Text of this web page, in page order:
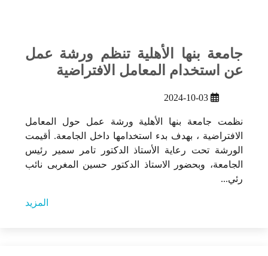
جامعة بنها الأهلية تنظم ورشة عمل
عن استخدام المعامل الافتراضية
2024-10-03
نظمت جامعة بنها الأهلية ورشة عمل حول المعامل
الافتراضية ، بهدف بدء استخدامها داخل الجامعة. أقيمت
الورشة تحت رعاية الأستاذ الدكتور تامر سمير رئيس
الجامعة، وبحضور الاستاذ الدكتور حسين المغربى نائب
رئي...
المزيد